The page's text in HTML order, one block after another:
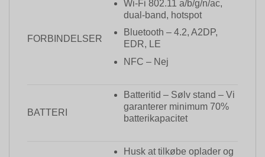
FORBINDELSER
Wi-Fi 802.11 a/b/g/n/ac,
dual-band, hotspot
Bluetooth – 4.2, A2DP,
EDR, LE
NFC – Nej
BATTERI
Batteritid – Sølv stand – Vi
garanterer minimum 70%
batterikapacitet
Husk at tilkøbe oplader og